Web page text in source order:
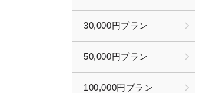
30,000円プラン
50,000円プラン
100,000円プラン